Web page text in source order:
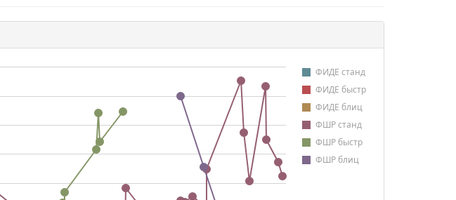
ФИДЕ станд
ФИДЕ быстр
ФИДЕ блиц
ФШР станд
ФШР быстр
ФШР блиц